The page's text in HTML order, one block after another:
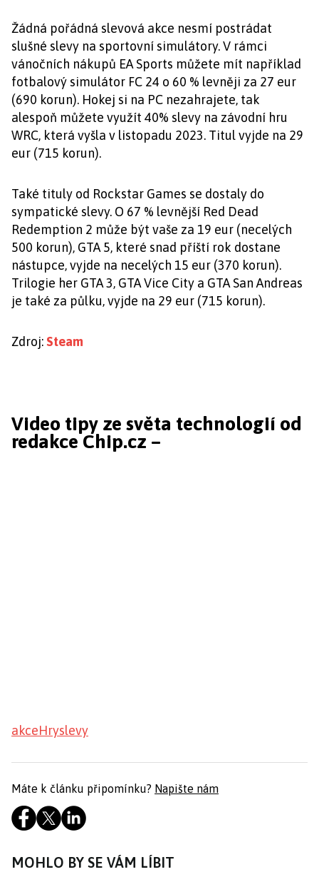
Žádná pořádná slevová akce nesmí postrádat
slušné slevy na sportovní simulátory. V rámci
vánočních nákupů EA Sports můžete mít například
fotbalový simulátor FC 24 o 60 % levněji za 27 eur
(690 korun). Hokej si na PC nezahrajete, tak
alespoň můžete využít 40% slevy na závodní hru
WRC, která vyšla v listopadu 2023. Titul vyjde na 29
eur (715 korun).
Také tituly od Rockstar Games se dostaly do
sympatické slevy. O 67 % levnější Red Dead
Redemption 2 může být vaše za 19 eur (necelých
500 korun), GTA 5, které snad příští rok dostane
nástupce, vyjde na necelých 15 eur (370 korun).
Trilogie her GTA 3, GTA Vice City a GTA San Andreas
je také za půlku, vyjde na 29 eur (715 korun).
Zdroj: Steam
Video tipy ze světa technologií od
redakce Chip.cz –
akceHryslevy
Máte k článku připomínku? Napište nám
MOHLO BY SE VÁM LÍBIT